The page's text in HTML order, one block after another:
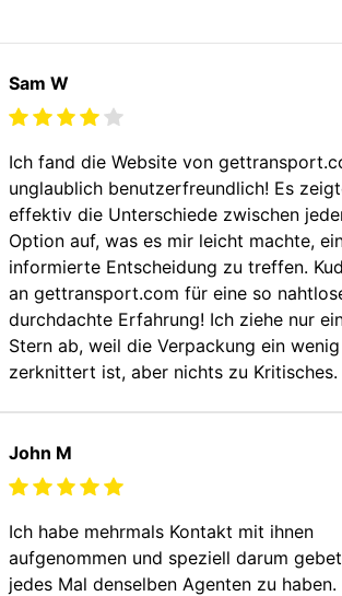
Sam W
Ich fand die Website von
unglaublich benutzerfreundlich! Es
effektiv die Unterschiede zwischen
Option auf, was es mir leicht machte,
informierte Entscheidung zu treffen.
an gettransport.com für eine so
durchdachte Erfahrung! Ich ziehe nur
Stern ab, weil die Verpackung ein wenig
zerknittert ist, aber nichts zu Kritisches.
John M
Ich habe mehrmals Kontakt mit ihnen
aufgenommen und speziell darum
jedes Mal denselben Agenten zu haben.